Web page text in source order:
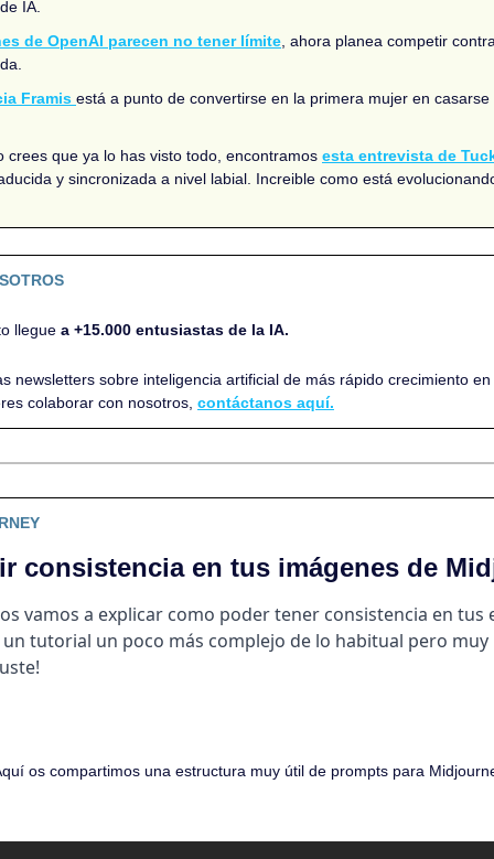
IA.
de OpenAI parecen no tener límite , ahora planea competir
Framis está a punto de convertirse en la primera mujer en
crees que ya lo has visto todo, encontramos esta entrevista de
y sincronizada a nivel labial. Increible como está
llegue a +15.000 entusiastas de la IA.
newsletters sobre inteligencia artificial de más rápido crecimiento
colaborar con nosotros, contáctanos aquí.
consistencia en tus imágenes de
vamos a explicar como poder tener consistencia en tus
tutorial un poco más complejo de lo habitual pero muy
os compartimos una estructura muy útil de prompts para